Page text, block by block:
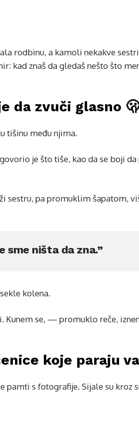
rodbinu, a kamoli nekakve
kad znaš da gledaš nešto što
da zvuči glasno 🫢
tišinu među njima.
je što tiše, kao da se boji
sestru, pa promuklim šapatom,
sme ništa da zna.”
kolena.
se, — promuklo reče,
koje paraju
pamti s fotografije. Sijale su kroz